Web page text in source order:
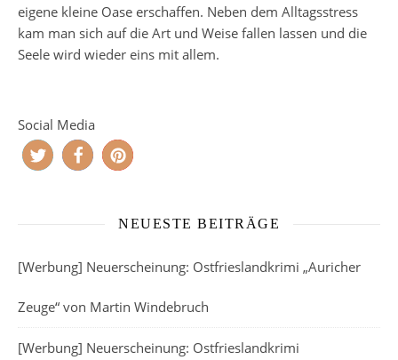
eigene kleine Oase erschaffen. Neben dem Alltagsstress
kam man sich auf die Art und Weise fallen lassen und die
Seele wird wieder eins mit allem.
Social Media
NEUESTE BEITRÄGE
[Werbung] Neuerscheinung: Ostfrieslandkrimi „Auricher
Zeuge“ von Martin Windebruch
[Werbung] Neuerscheinung: Ostfrieslandkrimi